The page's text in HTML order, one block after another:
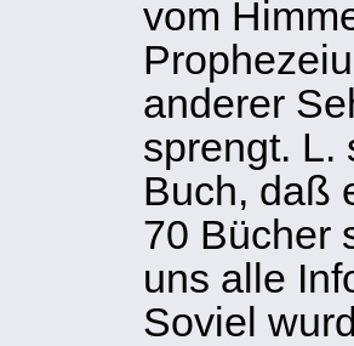
vom
anderer
sprengt. L.
Buch, daß
70 Bücher
uns alle
Soviel